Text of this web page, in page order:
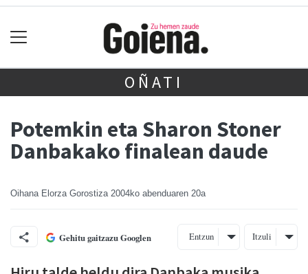
OÑATI
Potemkin eta Sharon Stoner
Danbakako finalean daude
Oihana Elorza Gorostiza 2004ko abenduaren 20a
Gehitu gaitzazu Googlen Entzun Itzuli